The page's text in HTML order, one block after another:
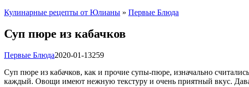
Кулинарные рецепты от Юлианы » Первые Блюда
Суп пюре из кабачков
Первые Блюда2020-01-13259
Суп пюре из кабачков, как и прочие супы-пюре, изначально
каждый. Овощи имеют нежную текстуру и очень приятный вкус.